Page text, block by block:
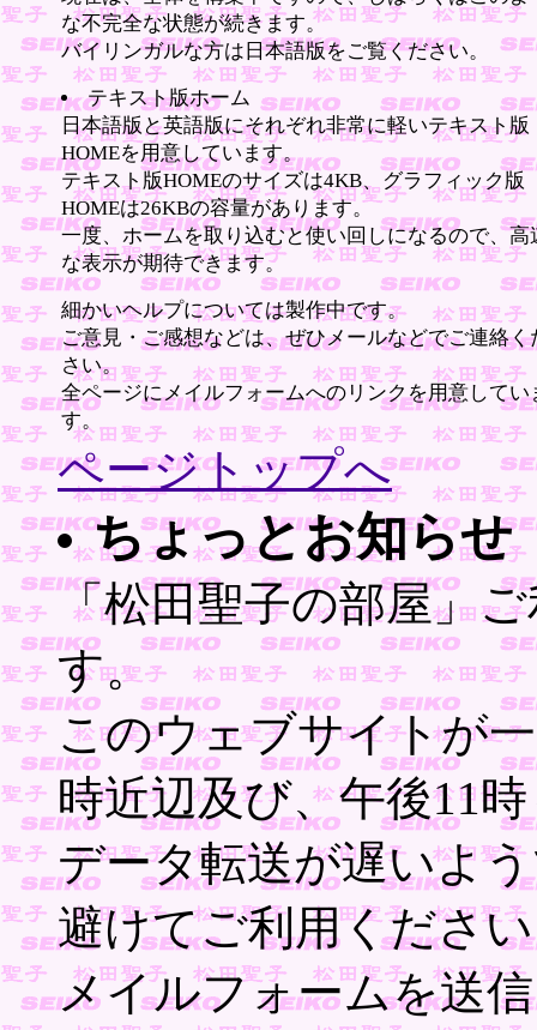
な不完全な状態が続きます。
バイリンガルな方は日本語版をご覧ください。
テキスト版ホーム
日本語版と英語版にそれぞれ非常に軽いテキスト版
HOMEを用意しています。
テキスト版HOMEのサイズは4KB、グラフィック版
HOMEは26KBの容量があります。
一度、ホームを取り込むと使い回しになるので、高
な表示が期待できます。
細かいヘルプについては製作中です。
ご意見・ご感想などは、ぜひメールなどでご連絡く
さい。
全ページにメイルフォームへのリンクを用意してい
す。
ページトップへ
ちょっとお知らせ
「松田聖子の部屋」
す。
このウェブサイトが
時近辺及び、午後11
データ転送が遅いよ
避けてご利用くださ
メイルフォームを送